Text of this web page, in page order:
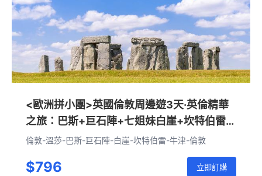
<歐洲拼小團>英國倫敦周邊遊3天·英倫精華
之旅：巴斯+巨石陣+七姐妹白崖+坎特伯雷
+牛津+科茨沃爾德
倫敦-溫莎-巴斯-巨石陣-白崖-坎特伯雷-牛津-倫敦
$796 立即訂購